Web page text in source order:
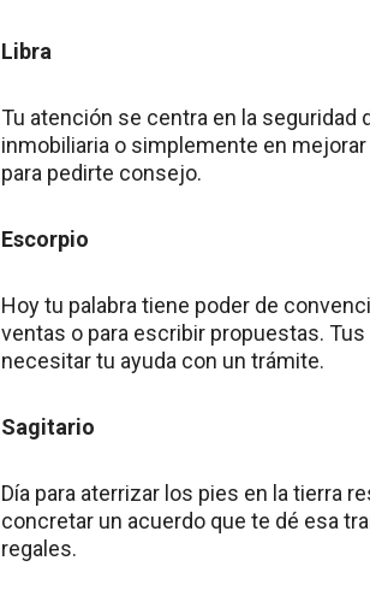
Libra
Tu atención se centra en la seguridad
inmobiliaria o simplemente en
para pedirte consejo.
Escorpio
Hoy tu palabra tiene poder de
ventas o para escribir propuestas.
necesitar tu ayuda con un trámite.
Sagitario
Día para aterrizar los pies en la tierra
concretar un acuerdo que te dé esa
regales.